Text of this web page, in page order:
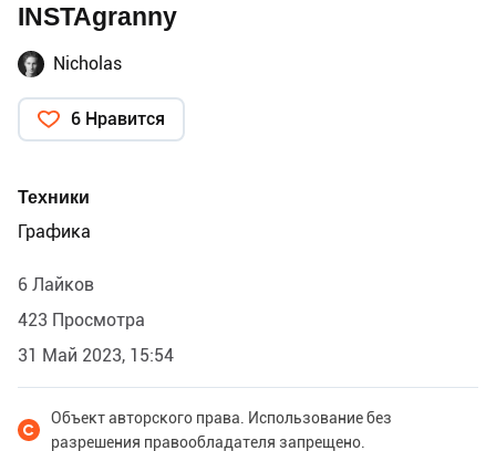
INSTAgranny
Nicholas
6 Нравится
Техники
Графика
6 Лайков
423 Просмотра
31 Май 2023, 15:54
Объект авторского права. Использование без
разрешения правообладателя запрещено.